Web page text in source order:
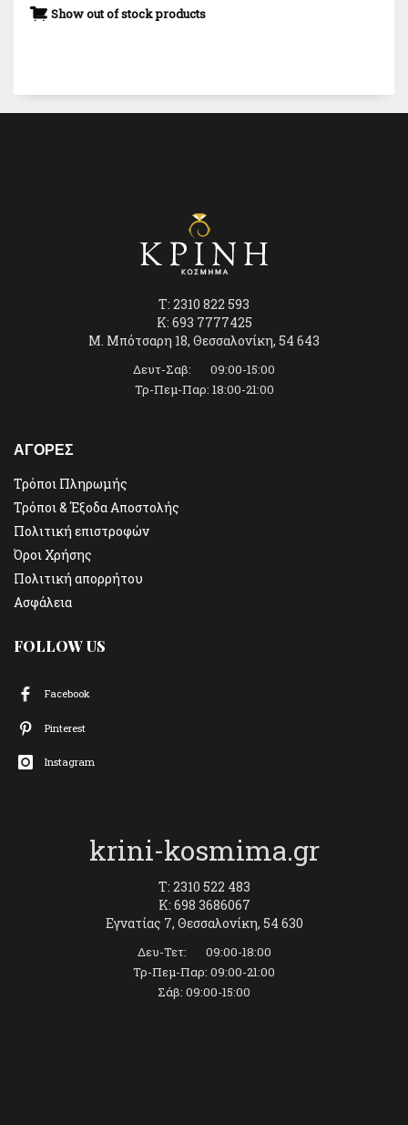
Show out of stock products
T: 2310 822 593
K: 693 7777425
Μ. Μπότσαρη 18, Θεσσαλονίκη, 54 643
Δευτ-Σαβ: 09:00-15:00
Τρ-Πεμ-Παρ: 18:00-21:00
ΑΓΟΡΕΣ
Τρόποι Πληρωμής
Τρόποι & Έξοδα Αποστολής
Πολιτική επιστροφών
Όροι Χρήσης
Πολιτική απορρήτου
Ασφάλεια
FOLLOW US
Facebook
Pinterest
Instagram
krini-kosmima.gr
T: 2310 522 483
K: 698 3686067
Εγνατίας 7, Θεσσαλονίκη, 54 630
Δευ-Τετ: 09:00-18:00
Τρ-Πεμ-Παρ: 09:00-21:00
Σάβ: 09:00-15:00